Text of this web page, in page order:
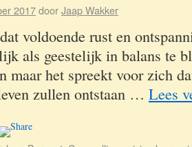
2017doorJaap Wakker
voldoende rust en
als geestelijk in balans te
maar het spreekt voor zich
zullen ontstaan … Lees